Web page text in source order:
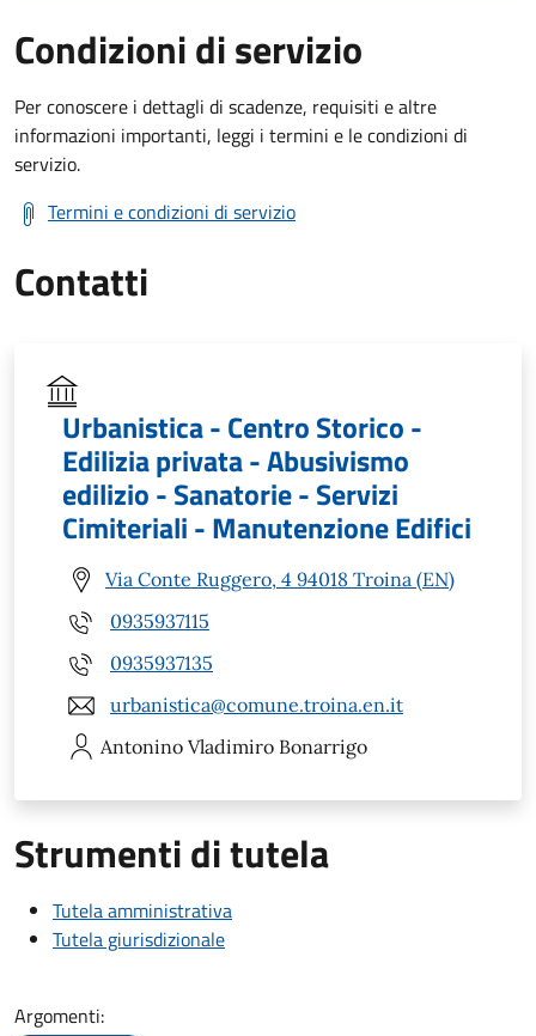
Condizioni di servizio
Per conoscere i dettagli di scadenze, requisiti e altre
informazioni importanti, leggi i termini e le condizioni di
servizio.
Termini e condizioni di servizio
Contatti
Urbanistica - Centro Storico -
Edilizia privata - Abusivismo
edilizio - Sanatorie - Servizi
Cimiteriali - Manutenzione Edifici
Via Conte Ruggero, 4 94018 Troina (EN)
0935937115
0935937135
urbanistica@comune.troina.en.it
Antonino Vladimiro Bonarrigo
Strumenti di tutela
Tutela amministrativa
Tutela giurisdizionale
Argomenti: